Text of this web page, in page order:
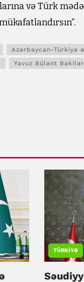
və Türk
Azərbaycan-Türkiyə
Yavuz Bülənt Bakilər
TÜRKIYƏ